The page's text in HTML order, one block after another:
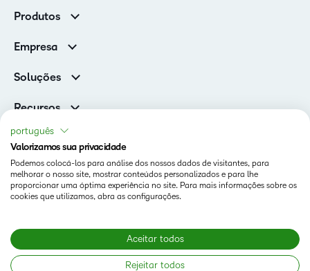
Clientes de associações
Produtos
Serviços e suporte
Nuvem Brightspace
Empresa
Contato e unidades
Notícias
Soluções
Ensino superior
D2L para Empresas
Instituições de capacitação
Serviços de saúde
Recursos
Blog
eBooks e guias
Webinars
Eventos
Comunidade
Copyright © 2026 D2L Corporation. Todos os direitos
Status
Termos De Uso Em D2L.com
português
Valorizamos sua privacidade
Podemos colocá-los para análise dos nossos dados de visitantes, para
melhorar o nosso site, mostrar conteúdos personalizados e para lhe
proporcionar uma óptima experiência no site. Para mais informações sobre os
cookies que utilizamos, abra as configurações.
Aceitar todos
Rejeitar todos